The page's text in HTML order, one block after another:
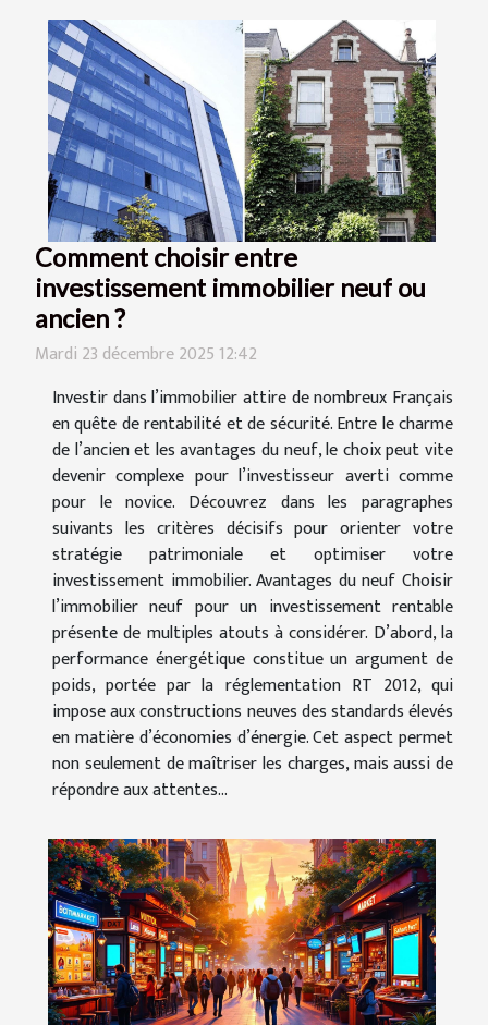
Comment choisir entre
investissement immobilier neuf ou
ancien ?
Mardi 23 décembre 2025 12:42
Investir dans l’immobilier attire de nombreux Français
en quête de rentabilité et de sécurité. Entre le charme
de l’ancien et les avantages du neuf, le choix peut vite
devenir complexe pour l’investisseur averti comme
pour le novice. Découvrez dans les paragraphes
suivants les critères décisifs pour orienter votre
stratégie patrimoniale et optimiser votre
investissement immobilier. Avantages du neuf Choisir
l’immobilier neuf pour un investissement rentable
présente de multiples atouts à considérer. D’abord, la
performance énergétique constitue un argument de
poids, portée par la réglementation RT 2012, qui
impose aux constructions neuves des standards élevés
en matière d’économies d’énergie. Cet aspect permet
non seulement de maîtriser les charges, mais aussi de
répondre aux attentes...